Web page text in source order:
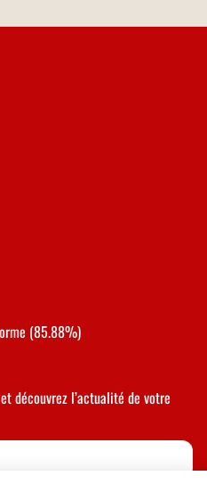
(85.88%)
découvrez l’actualité de votre